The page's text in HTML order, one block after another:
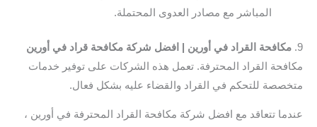
المباشر مع مصادر العدوى المحتملة.
9. مكافحة القراد في أورين | افضل شركة مكافحة قراد في أورين
مكافحة القراد المحترفة. تعمل هذه الشركات على توفير خدمات
متخصصة للتحكم في القراد والقضاء عليه بشكل فعال.
عندما تتعاقد مع افضل شركة مكافحة القراد المحترفة في أورين ،